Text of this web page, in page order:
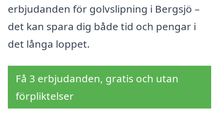
erbjudanden för golvslipning i Bergsjö –
det kan spara dig både tid och pengar i
det långa loppet.
Få 3 erbjudanden, gratis och utan
förpliktelser